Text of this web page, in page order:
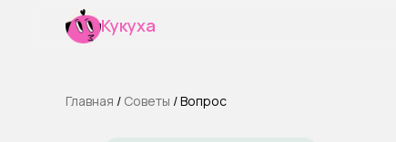
Кукуха
Главная / Cоветы /Вопрос